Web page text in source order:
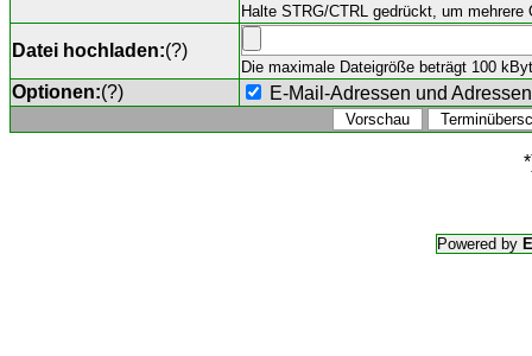
Halte STRG/CTRL gedrückt, um mehrere
Datei hochladen:(?)
Die maximale Dateigröße beträgt 100
Optionen:(?) E-Mail-Adressen und
Powered by